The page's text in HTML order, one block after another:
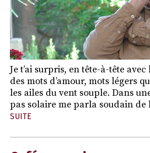
Je t’ai surpris, en tête-à-tête
des mots d’amour, mots légers
les ailes du vent souple. Dans
pas solaire me parla soudain de
SUITE